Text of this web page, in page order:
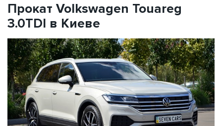
Прокат Volkswagen Touareg
3.0TDI в Киеве